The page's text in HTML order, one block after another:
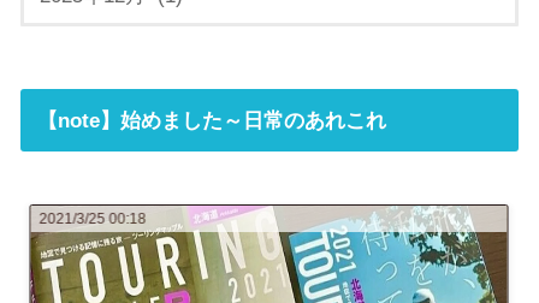
【note】始めました～日常のあれこれ
2021/3/19 11:40